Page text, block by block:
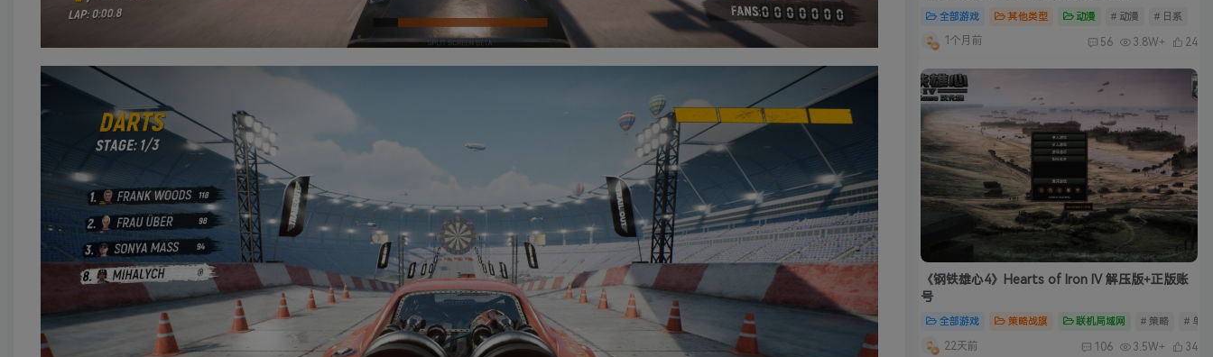
全部游戏 其他类型 动漫 # 动漫 # 日系
1个月前 56 3.8W+ 24
《钢铁雄心4》Hearts of Iron IV 解压版+正版账
号
全部游戏 策略战旗 联机局域网 # 策略 # 单
22天前 106 3.5W+ 34